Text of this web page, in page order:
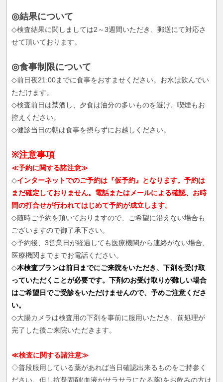
◎結果について
◇検査結果に関しましては2～3週間いただき、郵送にて対応さ
せて頂いております。
◎食事制限について
◇前日夜21:00までに食事をおすませください。お水は飲んでい
ただけます。
◇検査前日は禁酒し、夕食は油分の多いものを避け、喫煙もお
控えください。
◇健診当日の朝は食事を摂らずにお越しください。
※注意事項
≪予約に関する諸注意≫
◇インターネットでのご予約は『仮予約』となります。予約は
まだ確定しておりません。電話またはメールによる確認、お時
間の打合せが行われてはじめて予約が成立します。
◇随時ご予約を頂いておりますので、ご希望に沿えない場合も
ございますので御了承下さい。
◇予約後、3営業日が経過しても医療機関から連絡がない場合、
医療機関までまでお電話ください。
◇本検査プランは前日までにご来院をいただき、下剤を受け取
っていただくことが必要です。下剤のお受け取りが難しい場合
はご希望日でご受診をいただけませんので、予めご注意くださ
い。
◇大腸カメラは検査用の下剤を事前に服用いただき、前処理が
完了した後ご来院いただきます。
≪検査に関する諸注意≫
◇普段服用している薬があれば当日確認出来るものをご持参く
ださい。但し抗凝固剤(血液がサラサラになる薬)をお飲みの方は